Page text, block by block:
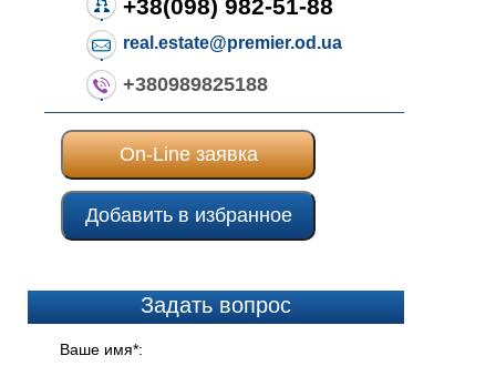
+38(098) 982-51-88
real.estate@premier.od.ua
+380989825188
On-Line заявка
Добавить в избранное
Задать вопрос
Ваше имя*: